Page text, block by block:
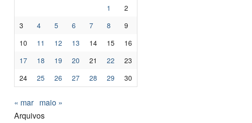
1
2
3
4 5 6 7 8
9
10
11 12 13 14 15
16
17
18 19 20 21 22
23
24
25 26 27 28 29 30
« mar maio »
Arquivos